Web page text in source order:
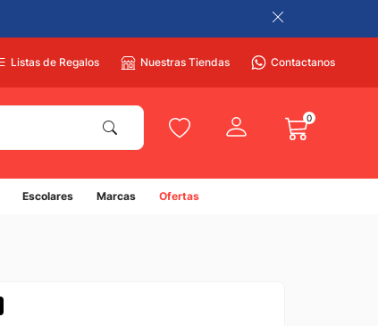
Listas de Regalos Nuestras Tiendas Contactanos
0
Escolares Marcas Ofertas